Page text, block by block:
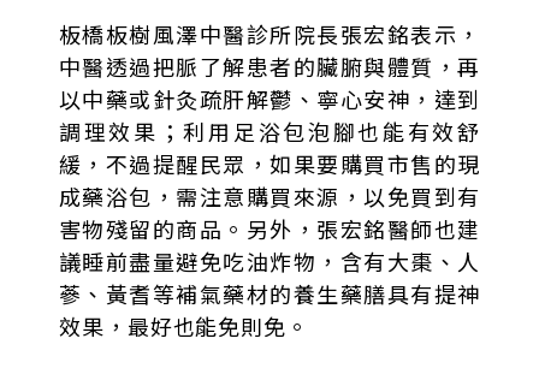
板橋板樹風澤中醫診所院長張宏銘表示，
中醫透過把脈了解患者的臟腑與體質，再
以中藥或針灸疏肝解鬱、寧心安神，達到
調理效果；利用足浴包泡腳也能有效舒
緩，不過提醒民眾，如果要購買市售的現
成藥浴包，需注意購買來源，以免買到有
害物殘留的商品。另外，張宏銘醫師也建
議睡前盡量避免吃油炸物，含有大棗、人
蔘、黃耆等補氣藥材的養生藥膳具有提神
效果，最好也能免則免。